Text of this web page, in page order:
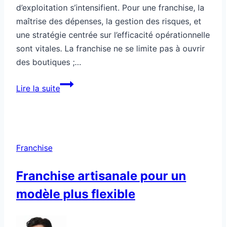
d’exploitation s’intensifient. Pour une franchise, la
maîtrise des dépenses, la gestion des risques, et
une stratégie centrée sur l’efficacité opérationnelle
sont vitales. La franchise ne se limite pas à ouvrir
des boutiques ;…
Lire la suiteFranchise
Franchise
Franchise artisanale pour un
modèle plus flexible